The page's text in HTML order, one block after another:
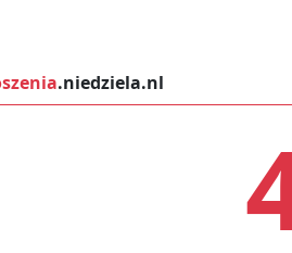
.niedziela.nl